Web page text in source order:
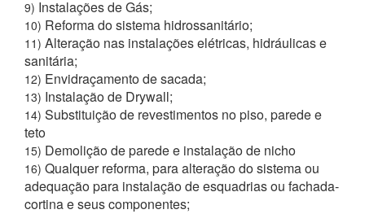
9) Instalações de Gás;
10) Reforma do sistema hidrossanitário;
11) Alteração nas instalações elétricas, hidráulicas e
sanitária;
12) Envidraçamento de sacada;
13) Instalação de Drywall;
14) Substituição de revestimentos no piso, parede e
teto
15) Demolição de parede e instalação de nicho
16) Qualquer reforma, para alteração do sistema ou
adequação para instalação de esquadrias ou fachada-
cortina e seus componentes;